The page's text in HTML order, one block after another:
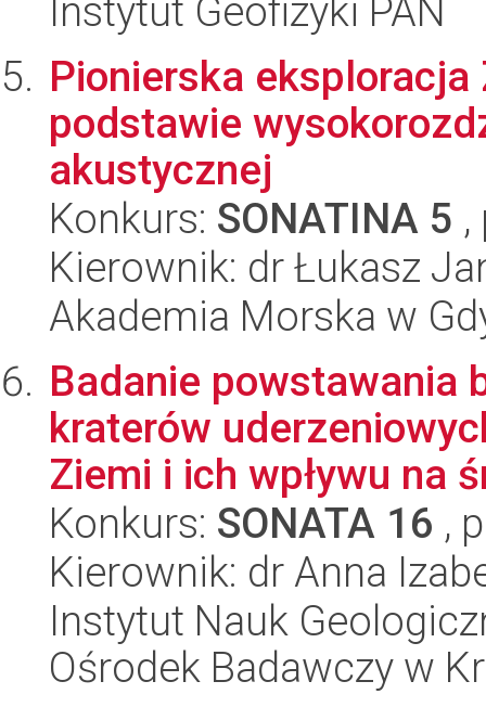
Instytut Geofizyki PAN
Pionierska
podstawie
akustycznej
Konkurs: SONATINA 5
Kierownik: dr Łukasz
Akademia Morska w
Badanie powstawania
kraterów
Ziemi i ich wpływu na
Konkurs: SONATA 16 ,
Kierownik: dr Anna
Instytut Nauk
Ośrodek Badawczy w